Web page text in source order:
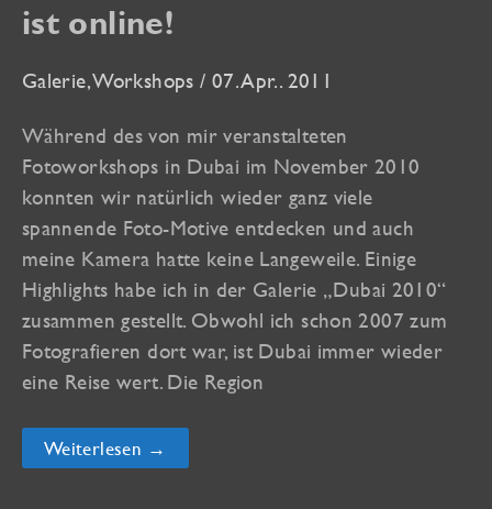
ist online!
Galerie,Workshops / 07. Apr.. 2011
Während des von mir veranstalteten
Fotoworkshops in Dubai im November 2010
konnten wir natürlich wieder ganz viele
spannende Foto-Motive entdecken und auch
meine Kamera hatte keine Langeweile. Einige
Highlights habe ich in der Galerie „Dubai 2010“
zusammen gestellt. Obwohl ich schon 2007 zum
Fotografieren dort war, ist Dubai immer wieder
eine Reise wert. Die Region
Neue
Galerie
Weiterlesen →